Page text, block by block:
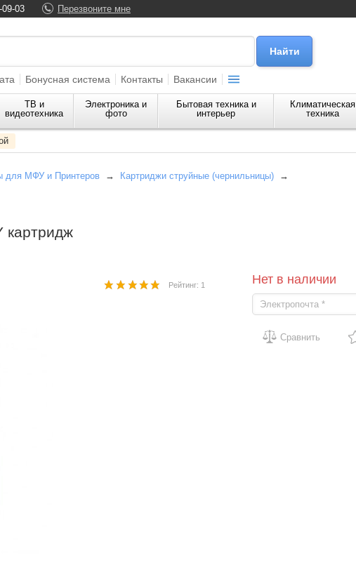
03 Перезвоните мне
Бонусная система Контакты Вакансии
ТВ и
видеотехника
Электроника и
фото
Бытовая техника и
интерьер
Климатическая
техника
для МФУ и Принтеров → Картриджи струйные (чернильницы) →
картридж
Рейтинг: 1 Нет в наличии
Сравнить